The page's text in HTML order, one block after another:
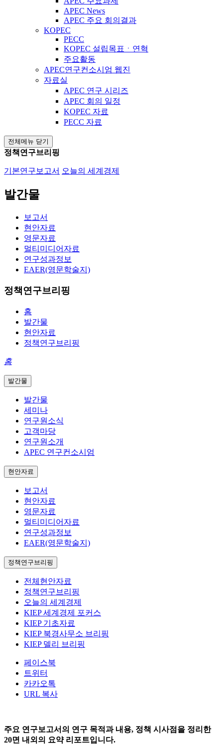
APEC News
APEC 주요 회의결과
KOPEC
PECC
KOPEC 설립목표ㆍ연혁
주요활동
APEC연구컨소시엄 웹진
자료실
APEC 연구 시리즈
APEC 회의 일정
KOPEC 자료
PECC 자료
전체메뉴 닫기
정책연구브리핑
기본연구보고서 오늘의 세계경제
발간물
보고서
현안자료
영문자료
멀티미디어자료
연구성과정보
EAER(영문학술지)
정책연구브리핑
홈
발간물
현안자료
정책연구브리핑
홈
발간물
발간물
세미나
연구원소식
고객마당
연구원소개
APEC 연구컨소시엄
현안자료
보고서
현안자료
영문자료
멀티미디어자료
연구성과정보
EAER(영문학술지)
정책연구브리핑
전체현안자료
정책연구브리핑
오늘의 세계경제
KIEP 세계경제 포커스
KIEP 기초자료
KIEP 북경사무소 브리핑
KIEP 델리 브리핑
페이스북
트위터
카카오톡
URL 복사
주요 연구보고서의 연구 목적과 내용, 정책 시사점을 정리한
20면 내외의 요약 리포트입니다.